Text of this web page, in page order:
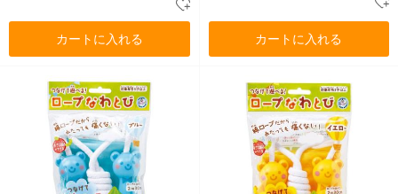
カートに入れる カートに入れる